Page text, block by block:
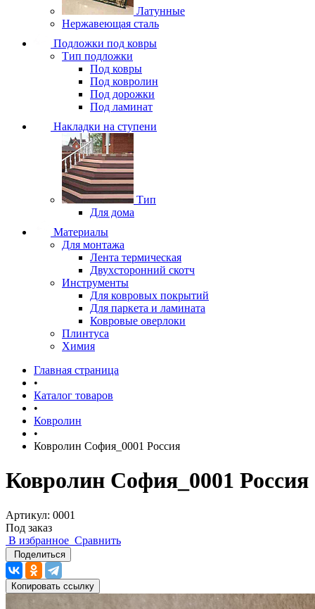
Латунные
Нержавеющая сталь
Подложки под ковры
Тип подложки
Под ковры
Под ковролин
Под дорожки
Под ламинат
Накладки на ступени
Тип
Для дома
Материалы
Для монтажа
Лента термическая
Двухсторонний скотч
Инструменты
Для ковровых покрытий
Для паркета и ламината
Ковровые оверлоки
Плинтуса
Химия
Главная страница
•
Каталог товаров
•
Ковролин
•
Ковролин София_0001 Россия
Ковролин София_0001 Россия
Артикул: 0001
Под заказ
В избранное Сравнить
Поделиться
Копировать ссылку